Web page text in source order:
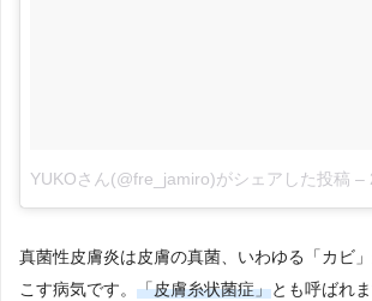
YUKOさん(@fre_jamiro)がシェアした投稿 –
真菌性皮膚炎は皮膚の真菌、いわゆる「カビ
こす病気です。 「皮膚糸状菌症」とも呼ばれ